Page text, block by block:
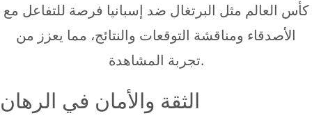
كأس العالم مثل البرتغال ضد إسبانيا فرصة للتفاعل مع
الأصدقاء ومناقشة التوقعات والنتائج، مما يعزز من
تجربة المشاهدة.
الثقة والأمان في الرهان